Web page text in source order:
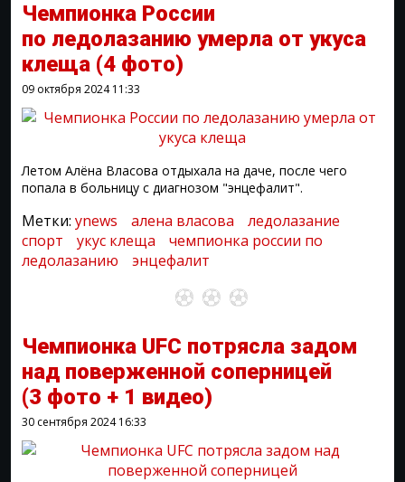
Чемпионка России
по ледолазанию умерла от укуса
клеща (4 фото)
09 октября 202411:33
Летом Алёна Власова отдыхала на даче, после чего
попала в больницу с диагнозом "энцефалит".
Метки: ynews алена власова
ледолазание
спорт
укус клеща
чемпионка россии по
ледолазанию
энцефалит
Чемпионка UFC потрясла задом
над поверженной соперницей
(3 фото + 1 видео)
30 сентября 202416:33